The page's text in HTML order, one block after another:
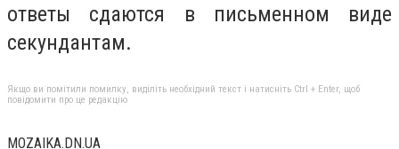
ответы сдаются в письменном виде
секундантам.
Якщо ви помітили помилку, виділіть необхідний текст і натисніть Ctrl + Enter, щоб
повідомити про це редакцію
MOZAIKA.DN.UA